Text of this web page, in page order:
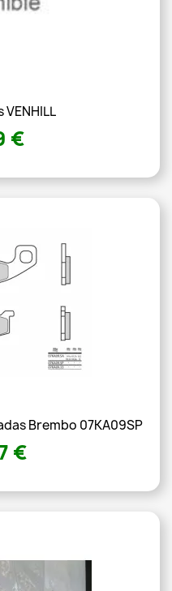
VENHILL
€
Brembo 07KA09SP
€